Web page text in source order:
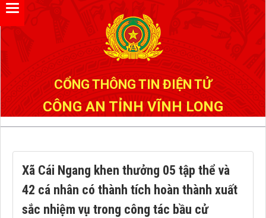
CỔNG THÔNG TIN ĐIỆN TỬ
CÔNG AN TỈNH VĨNH LONG
Xã Cái Ngang khen thưởng 05 tập thể và
42 cá nhân có thành tích hoàn thành xuất
sắc nhiệm vụ trong công tác bầu cử